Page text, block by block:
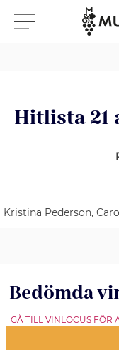
Klicka för meny
Hitlista 21
Kristina Pederson,
Bedömda
GÅ TILL VINLOCUS FÖR